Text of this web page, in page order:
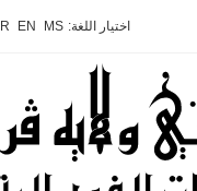
اختيار اللغة: MS
EN